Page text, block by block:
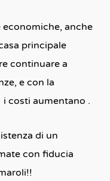
anche
principale
continuare a
e con la
costi aumentano .
di un
con fiducia